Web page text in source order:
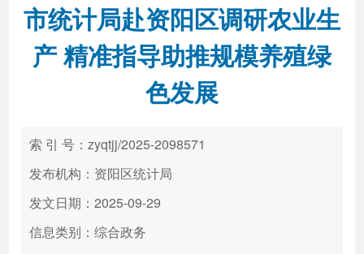
新闻中心 解读回应
高效办成一件事
市统计局赴资阳区调研农业生
产 精准指导助推规模养殖绿
色发展
索 引 号：zyqtjj/2025-2098571
发布机构：资阳区统计局
发文日期：2025-09-29
信息类别：综合政务